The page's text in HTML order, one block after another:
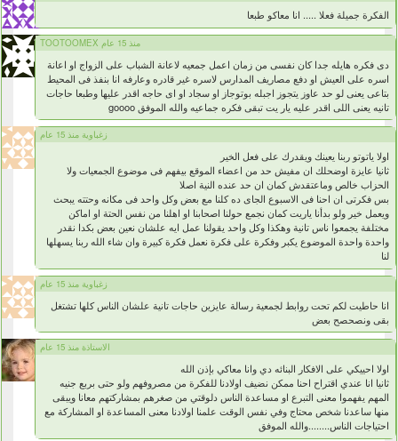
الفكرة جميلة فعلا ..... انا معاكو طبعا
TOOTOOMEX منذ 15 عام
دى فكره هايله جدا كان نفسى من زمان اعمل جمعيه لاعانة الشباب على الزواج او اعانة
اسره على العيش او دفع مصاريف المدارس لاسره غير قادره وعارفه انا بنفذ فى المحيط
بتاعى يعنى لو حد عاوز يتجوز اجبله بوتوجاز او سجاد او اى حاجه اقدر عليها وطبعا حاجات
تانيه يعنى اللى اقدر عليه يار يت تبقى فكره جماعيه والله الموفق goooo
زغباوية منذ 15 عام
اولا ياتوتو ربنا يعينك ويقدرك على فعل الخير
ثانيا عايزة اوضحلك ان مفيش حد من اعضاء الموقع بيفهم فى موضوع الجمعيات ولا
الحزاب خالص وماعتقدش كمان ان حد عنده النية اصلا
بس فكرتى ان احنا فى الاسبوع الجاى ده كلنا مع بعض وكل واحد فى مكانه وحتته يبحث
ويعمل خير ولو بدأنا ياريت كمان نجمع حولنا اصحابنا او اهلنا من نفس الحتة او اماكن
مختلفة يجمعوا ناس تانية وهكذا وكل واحد يقولنا عمل ايه علشان نعين بعض بكدا نقدر
واحدة واحدة الموضوع يكبر وفكرة على فكرة نعمل فكرة كبيرة وان شاء الله ربنا يسهلها
لنا
زغباوية منذ 15 عام
انا حاطيت لكم تحت روابط لجمعية رسالة عايزين حاجات تانية علشان الناس كلها تشتغل
بقى ونصحصح بعض
الاستاذة منذ 15 عام
اولا احييكي على الافكار البنائه دي وانا معاكي بإذن الله
ثانيا انا عندي اقتراح احنا ممكن نضيف اولادنا للفكرة من مصروفهم ولو حتى بربع جنيه
المهم يفهموا معنى التبرع او مساعدة الناس دلوقتي من صغرهم بمشاركتهم معانا ويبقى
منها ساعدنا شخص محتاج وفي نفس الوقت علمنا اولادنا معنى المساعدة او المشاركة مع
احتياجات الناس........والله الموفق